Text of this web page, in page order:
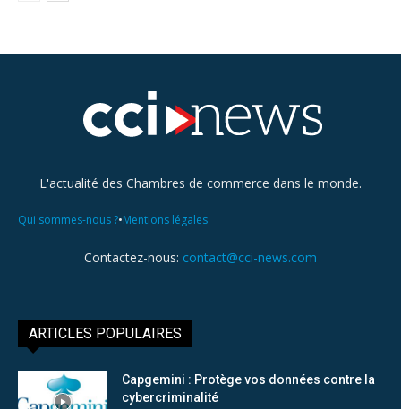
L'actualité des Chambres de commerce dans le monde.
Qui sommes-nous ?•Mentions légales
Contactez-nous: contact@cci-news.com
ARTICLES POPULAIRES
Capgemini : Protège vos données contre la
cybercriminalité